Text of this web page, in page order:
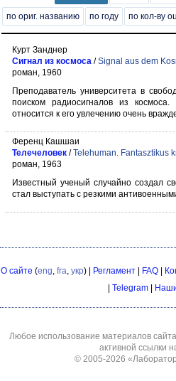
по ориг. названию по году по кол-ву
Курт Занднер
Сигнал из космоса /Signal aus dem
роман, 1960
Преподаватель университета в
поиском радиосигналов из
относится к его увлечению очень
Ференц Кашшаи
Телечеловек /Telehuman. Fantasztikus
роман, 1963
Известный ученый случайно создал
стал выступать с резкими
О сайте (eng, fra, укр) | Регламент| FAQ|
Telegram
Любое использование материалов
активной ссылки
© 2005-2026